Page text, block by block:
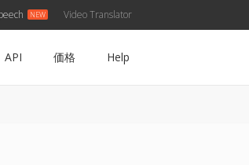
Video Translator
API 価格 Help